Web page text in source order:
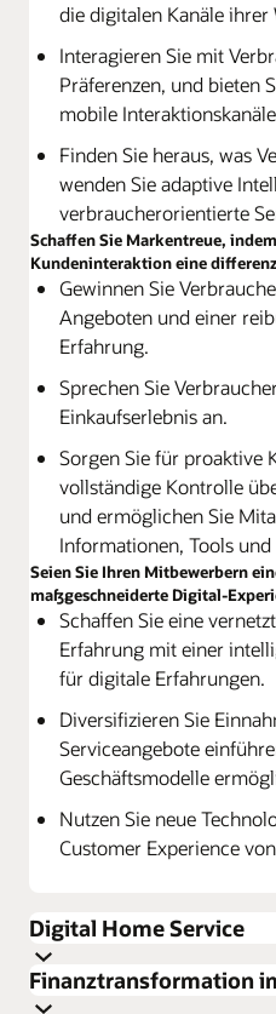
die digitalen Kanäle ihrer
Interagieren Sie mit
Präferenzen, und bieten
mobile
Finden Sie heraus, was
wenden Sie adaptive
verbraucherorientierte
Schaffen Sie Markentreue,
Kundeninteraktion eine
Gewinnen Sie
Angeboten und einer
Erfahrung.
Sprechen Sie
Einkaufserlebnis an.
Sorgen Sie für proaktive
vollständige Kontrolle
und ermöglichen Sie
Informationen, Tools
Seien Sie Ihren Mitbewerbern
maßgeschneiderte Digital-
Schaffen Sie eine
Erfahrung mit einer
für digitale Erfahrungen.
Diversifizieren Sie
Serviceangebote
Geschäftsmodelle
Nutzen Sie neue
Customer Experience
Digital Home Service
Finanztransformation